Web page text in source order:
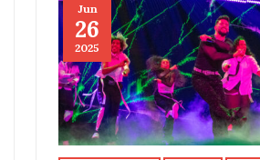
Jun
26
2025